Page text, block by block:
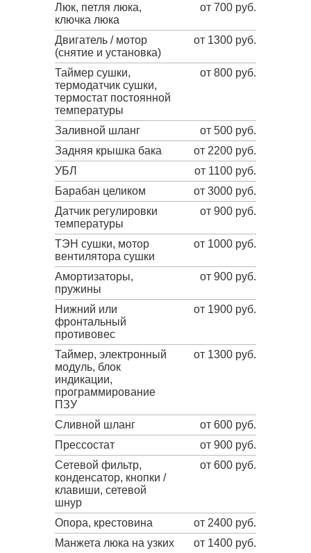
Люк, петля люка,
ключка люка
от 700 руб.
Двигатель / мотор
(снятие и установка)
от 1300 руб.
Таймер сушки,
термодатчик сушки,
термостат постоянной
температуры
от 800 руб.
Заливной шланг
от 500 руб.
Задняя крышка бака
от 2200 руб.
УБЛ
от 1100 руб.
Барабан целиком
от 3000 руб.
Датчик регулировки
температуры
от 900 руб.
ТЭН сушки, мотор
вентилятора сушки
от 1000 руб.
Амортизаторы,
пружины
от 900 руб.
Нижний или
фронтальный
противовес
от 1900 руб.
Таймер, электронный
модуль, блок
индикации,
программирование
ПЗУ
от 1300 руб.
Сливной шланг
от 600 руб.
Прессостат
от 900 руб.
Сетевой фильтр,
конденсатор, кнопки /
клавиши, сетевой
шнур
от 600 руб.
Опора, крестовина
от 2400 руб.
Манжета люка на узких
от 1400 руб.